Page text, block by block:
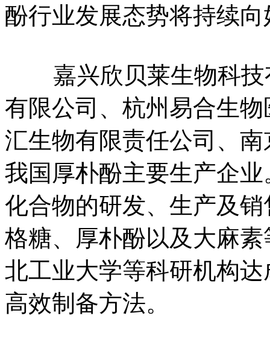
酚行业发展态势将持续向
嘉兴欣贝莱生物科技
有限公司、杭州易合生
汇生物有限责任公司、
我国厚朴酚主要生产企
化合物的研发、生产及
格糖、厚朴酚以及大麻
北工业大学等科研机构
高效制备方法。